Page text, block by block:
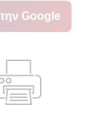
Google